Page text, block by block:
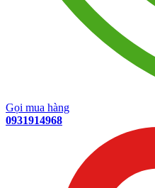
Gọi mua hàng
0931914968